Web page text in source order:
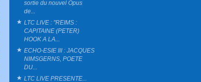
sortie du nouvel Opus
de...
LTC LIVE : "REIMS :
CAPITAINE (PETER)
HOOK A LA...
ECHO-ESIE III : JACQUES
NIMSGERNS, POETE
DU...
LTC LIVE PRESENTE...